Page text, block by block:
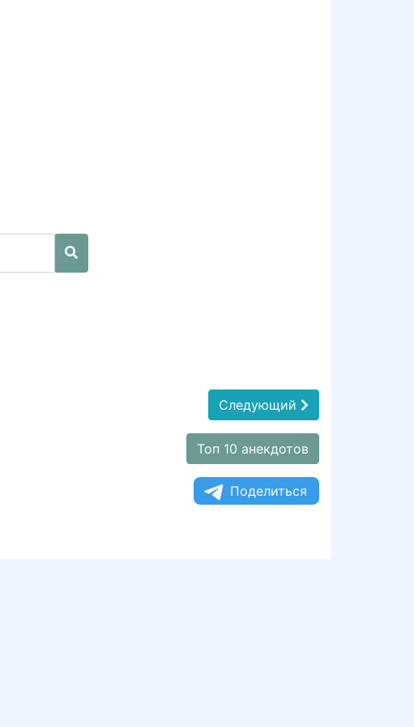
Следующий
Топ 10 анекдотов
Поделиться